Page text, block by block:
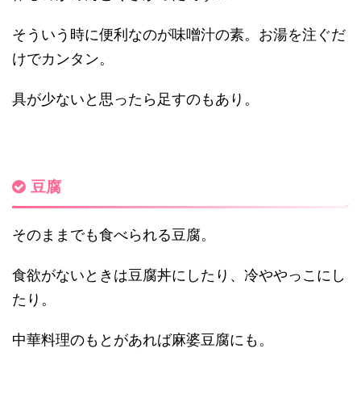
そういう時に便利なのが味噌汁の素。 お湯を注ぐだ
けでカンタン。
具が少ないと思ったら足すのもあり。
豆腐
そのままでも食べられる豆腐。
食欲がないときは豆腐丼にしたり、冷ややっこにし
たり。
中華料理のもとがあれば麻婆豆腐にも。